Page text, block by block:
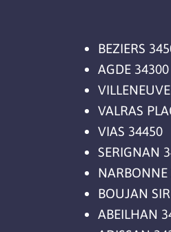
BEZIERS
AGDE 34300
VALRAS
VIAS 34450
SERIGNAN
BOUJAN
ABEILHAN